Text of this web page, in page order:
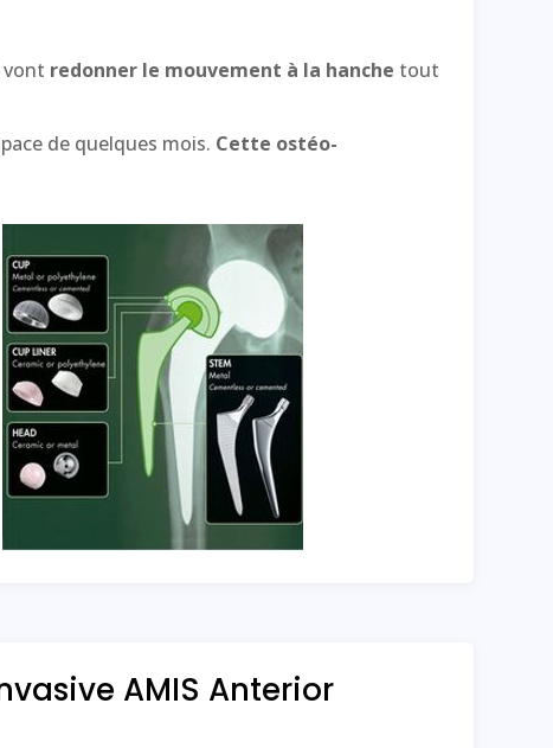
vont redonner le mouvement à la hanche tout
de quelques mois. Cette ostéo-
AMIS Anterior